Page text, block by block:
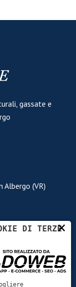
gassate e
Albergo (VR)
×
DI TERZE